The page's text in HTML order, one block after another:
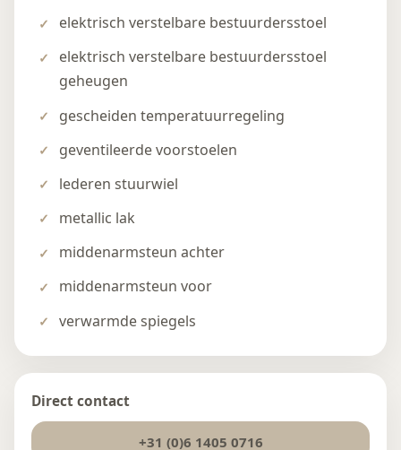
elektrisch verstelbare bestuurdersstoel
elektrisch verstelbare bestuurdersstoel
geheugen
gescheiden temperatuurregeling
geventileerde voorstoelen
lederen stuurwiel
metallic lak
middenarmsteun achter
middenarmsteun voor
verwarmde spiegels
Direct contact
+31 (0)6 1405 0716